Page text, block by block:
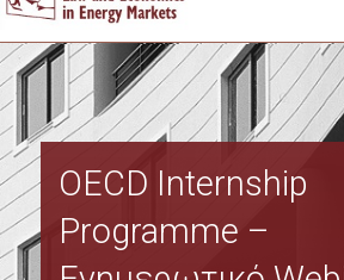
The
Structure
Courses
Faculty and Staff
OECD Internship
Programme –